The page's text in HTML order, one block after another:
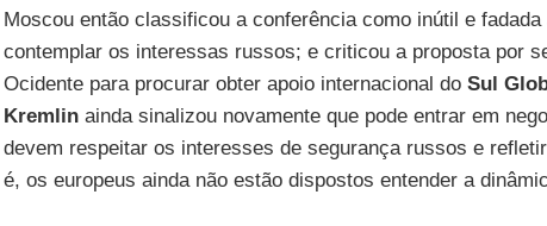
Moscou então classificou a conferência como inútil e
contemplar os interessas russos; e criticou a proposta por
Ocidente para procurar obter apoio internacional do Sul
Kremlinainda sinalizou novamente que pode entrar em
devem respeitar os interesses de segurança russos e
é, os europeus ainda não estão dispostos entender a